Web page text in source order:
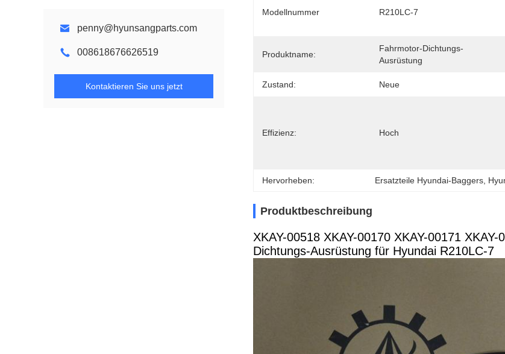
penny@hyunsangparts.com
008618676626519
Kontaktieren Sie uns jetzt
Modellnummer R210LC-7
Produktname:
Fahrmotor-Dichtungs-
Ausrüstung
Zustand: Neue
Effizienz: Hoch
Hervorheben: Ersatzteile Hyundai-Baggers
Produktbeschreibung
XKAY-00518 XKAY-00170 XKAY-00171
Dichtungs-Ausrüstung für Hyundai R210LC-7